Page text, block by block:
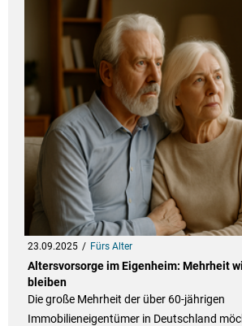
23.09.2025 Fürs Alter
Altersvorsorge im Eigenheim: Mehrheit
bleiben
Die große Mehrheit der über 60-jährigen
Immobilieneigentümer in Deutschland